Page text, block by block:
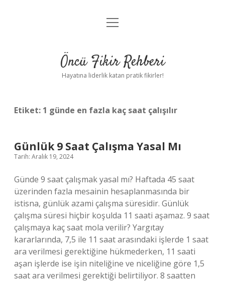
Anasayfa
Yasal Uyarı
menüyü
Öncü Fikir Rehberi
Hayatına liderlik katan pratik fikirler!
Etiket: 1 günde en fazla kaç saat çalışılır
Günlük 9 Saat Çalışma Yasal Mı
Tarih: Aralık 19, 2024
Günde 9 saat çalışmak yasal mı? Haftada 45 saat
üzerinden fazla mesainin hesaplanmasında bir
istisna, günlük azami çalışma süresidir. Günlük
çalışma süresi hiçbir koşulda 11 saati aşamaz. 9 saat
çalışmaya kaç saat mola verilir? Yargıtay
kararlarında, 7,5 ile 11 saat arasındaki işlerde 1 saat
ara verilmesi gerektiğine hükmederken, 11 saati
aşan işlerde ise işin niteliğine ve niceliğine göre 1,5
saat ara verilmesi gerektiği belirtiliyor. 8 saatten